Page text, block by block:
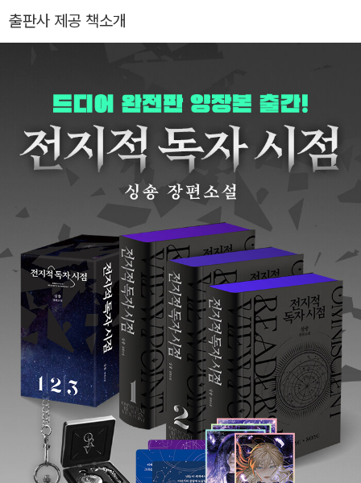
면, 하나의 이야기에 관여하는 것이 아닐지요.
고 어렴풋이 상대가 가진 조각의 생김새를 짐작해볼 뿐이겠지요. 아
무래도 좋습니다.
(…) 저희와 여러분이 함께한 이 이야기가 서로의 힘이 된다면 좋겠습
니다.
수많은 이야기 중에 하필 이 이야기에 관여해주신 많은 분들께 감사
드립니다.
출판사 제공 책소개